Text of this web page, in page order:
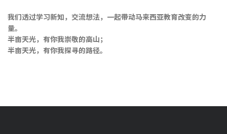
我们透过学习新知，交流想法，一起带动马来西亚教育改变的力
量。
半亩天光，有你我崇敬的高山；
半亩天光，有你我探寻的路径。